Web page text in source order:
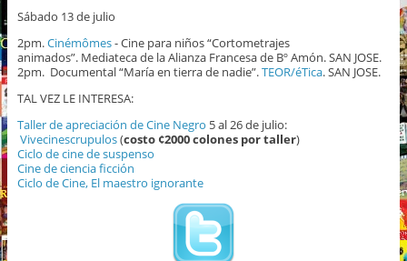
Sábado 13 de julio
2pm.Cinémômes- Cine para niños “Cortometrajes
animados”. Mediateca de la Alianza Francesa de Bº Amón. SAN JOSE.
2pm. Documental “María en tierra de nadie”.TEOR/éTica. SAN JOSE.
TAL VEZ LE INTERESA:
Taller de apreciación de Cine Negro 5 al 26 de julio:
Vivecinescrupulos(costo ¢2000 colones por taller)
Ciclo de cine de suspenso
Cine de ciencia ficción
Ciclo de Cine, El maestro ignorante